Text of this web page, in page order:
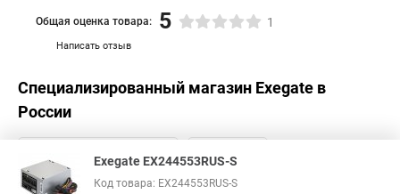
Написать отзыв
Общая оценка товара: 5 1
Специализированный магазин Exegate в
России
Exegate EX244553RUS-S
Код товара: EX244553RUS-S